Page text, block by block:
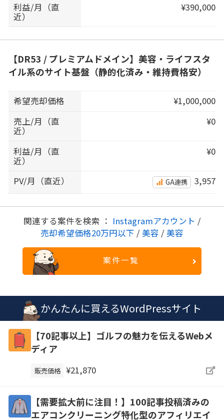
利益/月（直
近）
¥390,000
【DR53 / プレミアムドメイン】美容・ライフスタ
イル系のサイト基盤（静的化済み・維持費格安）
希望売却価格
¥1,000,000
売上/月（直
近）
¥0
利益/月（直
近）
¥0
PV/月（直近） GA連携 3,957
関連する案件を検索 ： Instagramアカウント /
売却希望価格20万円以下 / 美容 / 美容
案件一覧
かんたんに買えるWordPressサイト
【70記事以上】ゴルフの魅力を伝えるWebメ
ディア
販売価格 ¥21,870
【需要拡大前に注目！】100記事投稿済みの
エアコンクリーニング特化型のアフィリエイ